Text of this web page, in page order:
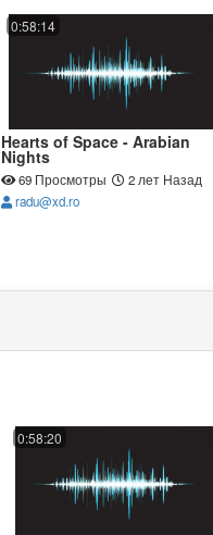
0:58:14
Hearts of Space - Arabian
Nights
69 Просмотры
2 лет Назад
radu@xd.ro
0:58:20